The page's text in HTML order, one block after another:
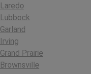
Laredo
Lubbock
Garland
Irving
Grand Prairie
Brownsville